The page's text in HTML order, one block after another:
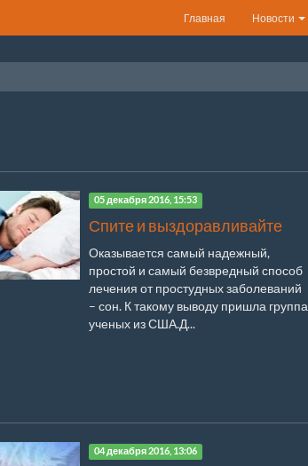
Главная Новости
05 декабря 2016, 15:53
Спите и выздоравливайте
Оказывается самый надежный,
простой и самый безвредный способ
лечения от простудных заболеваний
– сон. К такому выводу пришла группа
ученых из США.Д...
04 декабря 2016, 13:06